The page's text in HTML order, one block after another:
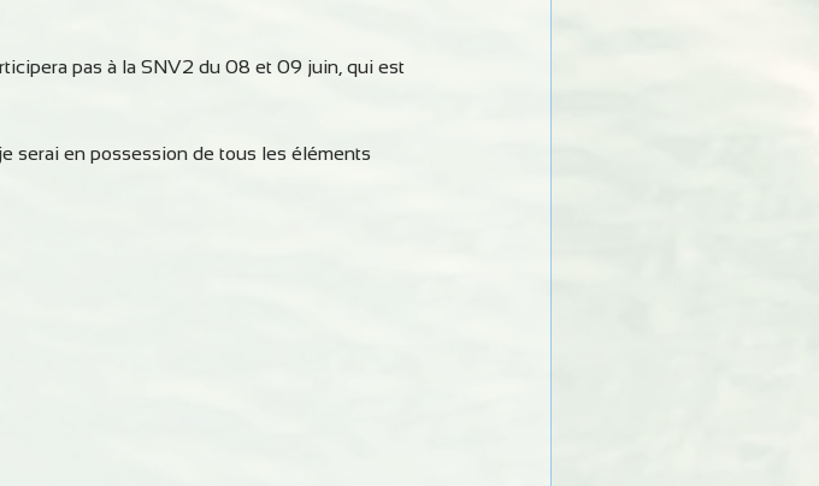
pas à la SNV2 du 08 et 09 juin, qui est
serai en possession de tous les éléments